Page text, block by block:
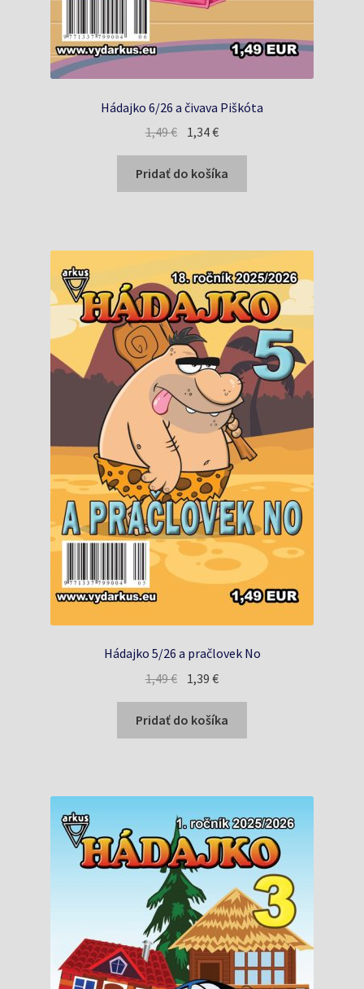
Hádajko 6/26 a čivava Piškóta
1,49€ Pôvodná
cena
bola:
1,49 €.
1,34€Aktuálna
cena
je:
1,34 €.
Pridať do košíka
Hádajko 5/26 a pračlovek No
1,49€ Pôvodná
cena
bola:
1,49 €.
1,39€Aktuálna
cena
je:
1,39 €.
Pridať do košíka